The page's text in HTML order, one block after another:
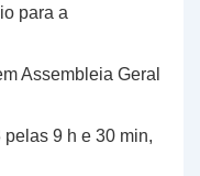
para a
Assembleia Geral
9 h e 30 min,